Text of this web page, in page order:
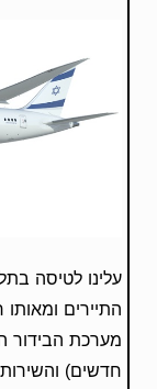
עלינו לטיסה
התיירים
מערכת הבידור
חדשים)